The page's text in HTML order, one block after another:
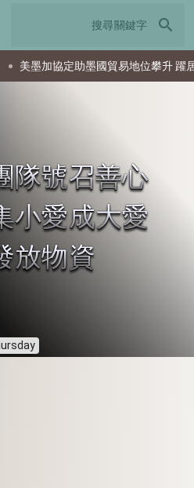
search
協定助墨國貿易地位攀升 躍居美國科
隊號召善心
小愛成大愛
放物資